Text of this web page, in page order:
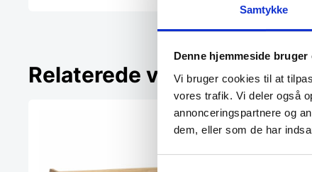
Samtykke
Denne hjemmeside bruger
Vi bruger cookies til at
vores trafik. Vi deler også
annonceringspartnere og
dem, eller som de har
Relaterede varer